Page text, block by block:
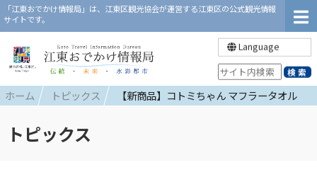
「江東おでかけ情報局」は、江東区観光協会が運営する江東区の公式観光情報
サイトです。
Language
ホーム トピックス 【新商品】コトミちゃん マフラータオル
トピックス